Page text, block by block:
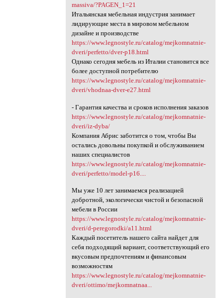
massiva/?PAGEN_1=21
Итальянская мебельная индустрия занимает
лидирующие места в мировом мебельном
дизайне и производстве
https://www.legnostyle.ru/catalog/mejkomnatnie-
dveri/perfetto/dver-p18.html
Однако сегодня мебель из Италии становится все
более доступной потребителю
https://www.legnostyle.ru/catalog/mejkomnatnie-
dveri/vhodnaa-dver-e27.html
- Гарантия качества и сроков исполнения заказов
https://www.legnostyle.ru/catalog/mejkomnatnie-
dveri/iz-dyba/
Компания Абрис заботится о том, чтобы Вы
остались довольны покупкой и обслуживанием
наших специалистов
https://www.legnostyle.ru/catalog/mejkomnatnie-
dveri/perfetto/model-p16....
Мы уже 10 лет занимаемся реализацией
добротной, экологически чистой и безопасной
мебели в России
https://www.legnostyle.ru/catalog/mejkomnatnie-
dveri/d-peregorodki/a11.html
Каждый посетитель нашего сайта найдет для
себя подходящий вариант, соответствующий его
вкусовым предпочтениям и финансовым
возможностям
https://www.legnostyle.ru/catalog/mejkomnatnie-
dveri/ottimo/mejkomnatnaa...